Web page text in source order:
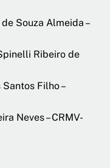
Souza Almeida –
Ribeiro de
Filho –
Neves – CRMV-